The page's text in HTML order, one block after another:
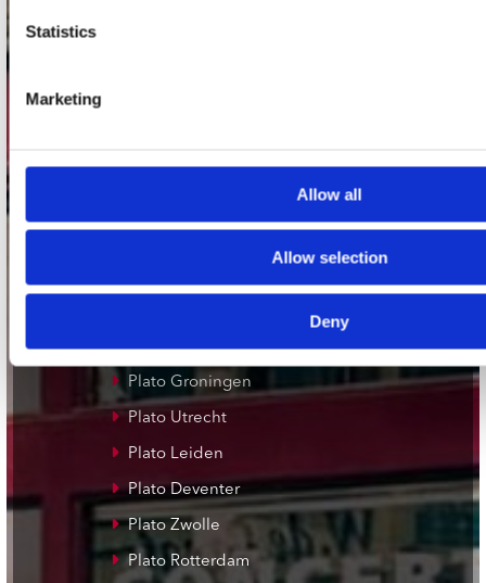
Statistics
Marketing
Allow all
Allow selection
Deny
1017 VP Amsterdam
Record Mania Amsterdam
Plato Groningen
Plato Utrecht
Plato Leiden
Plato Deventer
Plato Zwolle
Plato Rotterdam